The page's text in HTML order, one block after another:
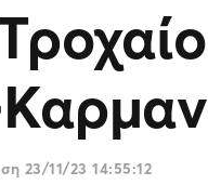
23/11/23 14:55:12